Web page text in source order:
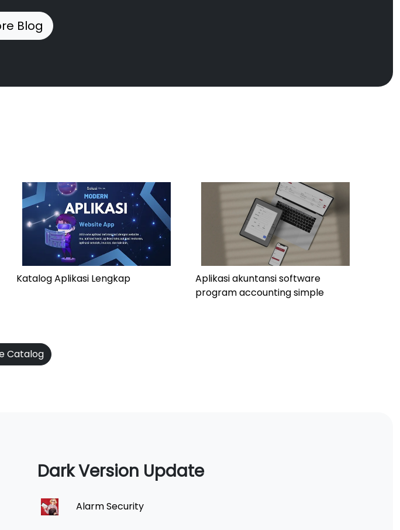
Blog
Katalog Aplikasi Lengkap
Aplikasi akuntansi software
program accounting simple
Catalog
Dark Version Update
Alarm Security